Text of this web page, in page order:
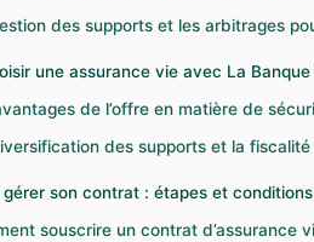
des supports et les arbitrages
une assurance vie avec La
de l’offre en matière de
des supports et la
son contrat : étapes et
souscrire un contrat d’assurance